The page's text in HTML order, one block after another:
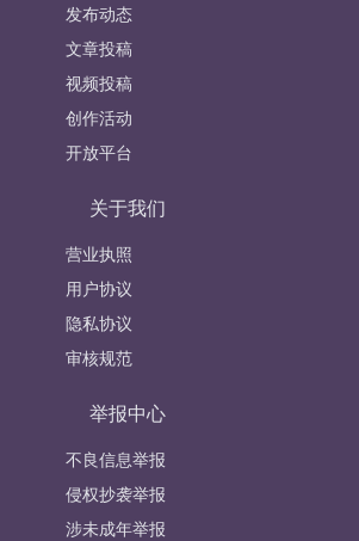
发布动态
文章投稿
视频投稿
创作活动
开放平台
关于我们
营业执照
用户协议
隐私协议
审核规范
举报中心
不良信息举报
侵权抄袭举报
涉未成年举报